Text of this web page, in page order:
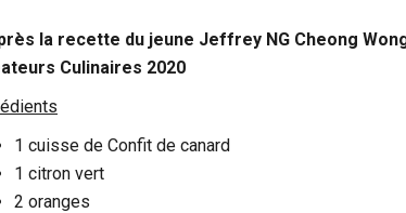
la recette du jeune Jeffrey NG Cheong
Culinaires 2020
1 cuisse de Confit de canard
1 citron vert
2 oranges